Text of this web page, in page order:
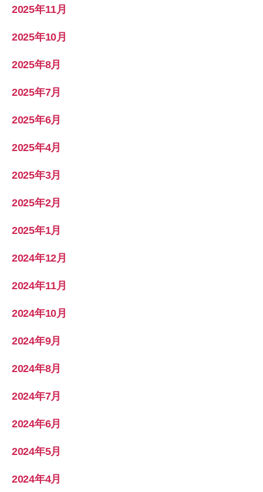
2025年11月
2025年10月
2025年8月
2025年7月
2025年6月
2025年4月
2025年3月
2025年2月
2025年1月
2024年12月
2024年11月
2024年10月
2024年9月
2024年8月
2024年7月
2024年6月
2024年5月
2024年4月